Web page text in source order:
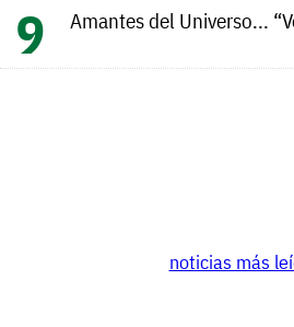
Amantes del Universo...
noticias más